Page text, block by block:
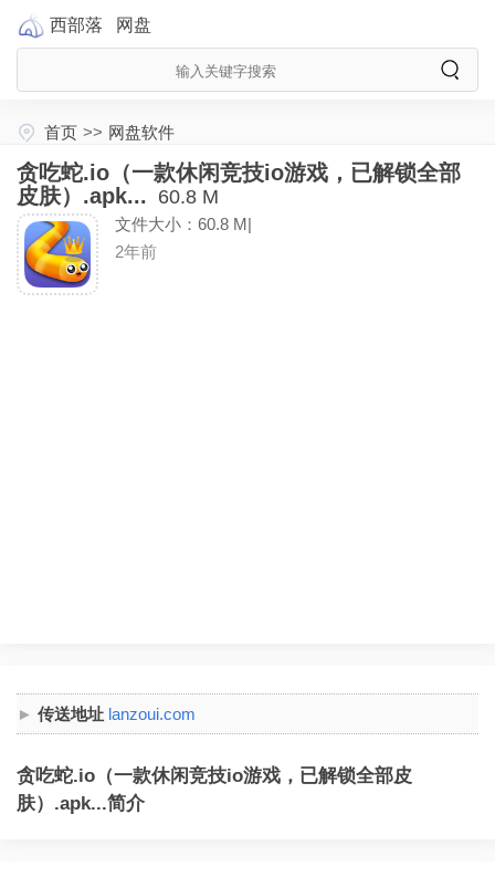
西部落 网盘
首页 >> 网盘软件
贪吃蛇.io（一款休闲竞技io游戏，已解锁全部
皮肤）.apk... 60.8 M
文件大小：60.8 M|
2年前
传送地址 lanzoui.com
贪吃蛇.io（一款休闲竞技io游戏，已解锁全部皮
肤）.apk...简介